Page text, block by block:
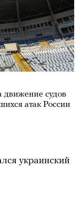
движение судов
атак России
украинский